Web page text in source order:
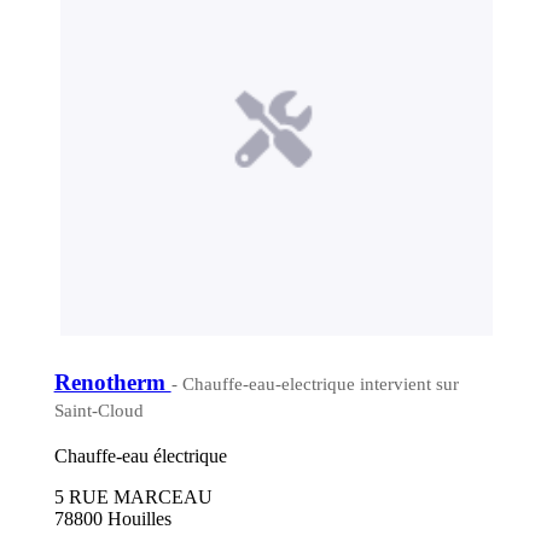
Renotherm - Chauffe-eau-electrique intervient sur
Saint-Cloud
Chauffe-eau électrique
5 RUE MARCEAU
78800 Houilles